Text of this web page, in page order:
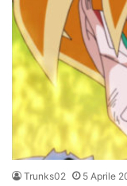
Trunks02 5 Aprile